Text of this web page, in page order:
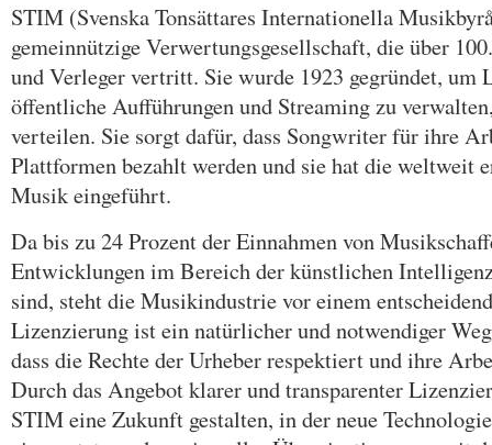
STIM (Svenska Tonsättares Internationella
gemeinnützige Verwertungsgesellschaft, die über
und Verleger vertritt. Sie wurde 1923 gegründet, um
öffentliche Aufführungen und Streaming zu
verteilen. Sie sorgt dafür, dass Songwriter für ihre
Plattformen bezahlt werden und sie hat die weltweit
Musik eingeführt.
Da bis zu 24 Prozent der Einnahmen von
Entwicklungen im Bereich der künstlichen
sind, steht die Musikindustrie vor einem
Lizenzierung ist ein natürlicher und notwendiger
dass die Rechte der Urheber respektiert und ihre
Durch das Angebot klarer und transparenter
STIM eine Zukunft gestalten, in der neue